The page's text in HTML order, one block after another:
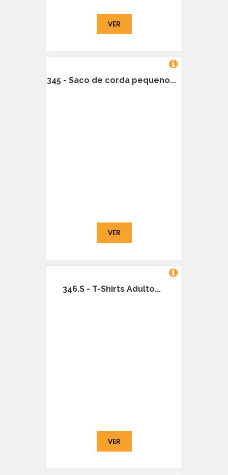
VER
345 - Saco de corda pequeno...
VER
346.S - T-Shirts Adulto...
VER